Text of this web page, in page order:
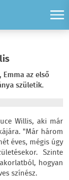
az első
születik.
Willis, aki már
"Már három
éves, mégis úgy
Szinte
hogyan
színész.